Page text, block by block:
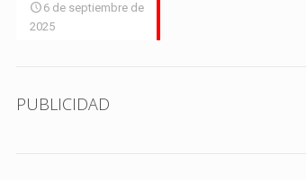
La invasión china: ¿amenaza
real o humo comercial?
Leer más
6 de septiembre de
2025
PUBLICIDAD